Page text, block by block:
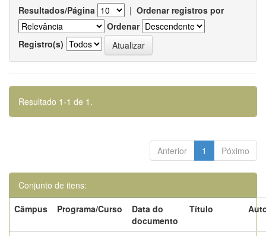
Resultados/Página | Ordenar registros por
Ordenar
Registro(s)
Resultado 1-1 de 1.
Anterior 1 Póximo
Conjunto de itens:
Câmpus
Programa/Curso
Data do
documento
Título